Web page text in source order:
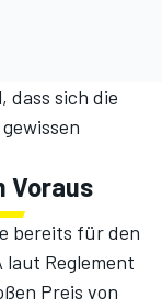
dass sich die
Voraus
bereits für den
Reglement
Preis von